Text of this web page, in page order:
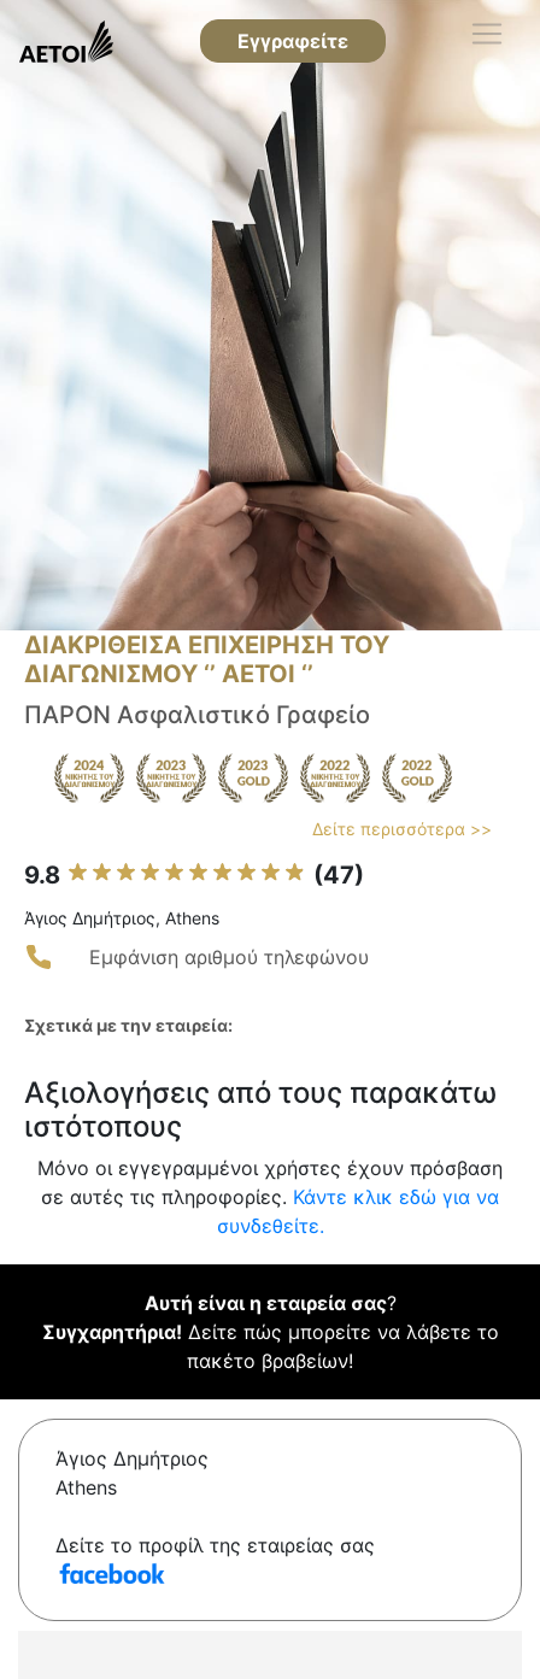
Εγγραφείτε
ΔΙΑΚΡΙΘΕΙΣΑ ΕΠΙΧΕΙΡΗΣΗ ΤΟΥ
ΔΙΑΓΩΝΙΣΜΟΥ ‘’ ΑΕΤΟΙ ‘’
ΠΑΡΟΝ Ασφαλιστικό Γραφείο
Δείτε περισσότερα >>
9.8 (47)
Άγιος Δημήτριος, Athens
Εμφάνιση αριθμού τηλεφώνου
Σχετικά με την εταιρεία:
Αξιολογήσεις από τους παρακάτω
ιστότοπους
Μόνο οι εγγεγραμμένοι χρήστες έχουν πρόσβαση
σε αυτές τις πληροφορίες. Κάντε κλικ εδώ για να
συνδεθείτε.
Αυτή είναι η εταιρεία σας?
Συγχαρητήρια! Δείτε πώς μπορείτε να λάβετε το
πακέτο βραβείων!
Άγιος Δημήτριος
Athens
Δείτε το προφίλ της εταιρείας σας